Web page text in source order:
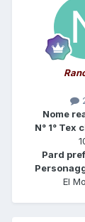
Nome
N° 1° Tex
Pard
El